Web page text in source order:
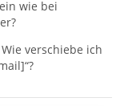
wie bei
verschiebe ich